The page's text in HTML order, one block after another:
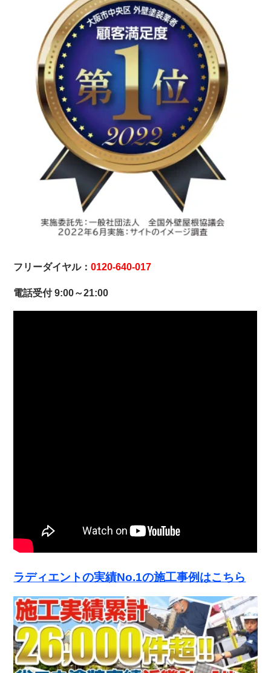
フリーダイヤル：0120-640-017
電話受付 9:00～21:00
ラディエントの実績No.1の施工事例はこちら